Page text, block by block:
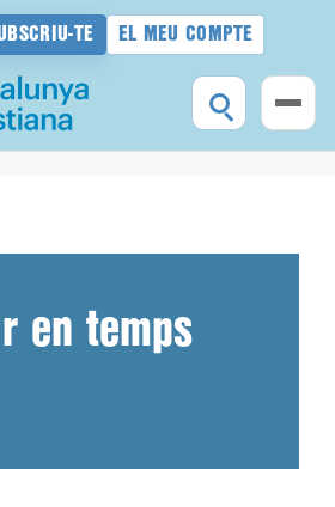
TE EL MEU COMPTE
en temps